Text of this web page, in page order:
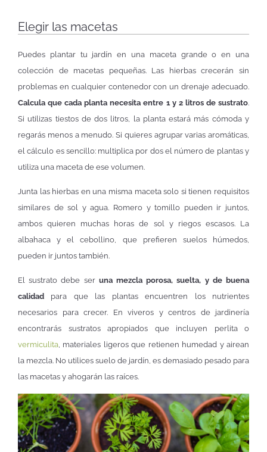
Elegir las macetas
Puedes plantar tu jardín en una maceta grande o en una
colección de macetas pequeñas. Las hierbas crecerán sin
problemas en cualquier contenedor con un drenaje adecuado.
Calcula que cada planta necesita entre 1 y 2 litros de sustrato.
Si utilizas tiestos de dos litros, la planta estará más cómoda y
regarás menos a menudo. Si quieres agrupar varias aromáticas,
el cálculo es sencillo: multiplica por dos el número de plantas y
utiliza una maceta de ese volumen.
Junta las hierbas en una misma maceta solo si tienen requisitos
similares de sol y agua. Romero y tomillo pueden ir juntos,
ambos quieren muchas horas de sol y riegos escasos. La
albahaca y el cebollino, que prefieren suelos húmedos,
pueden ir juntos también.
El sustrato debe ser una mezcla porosa, suelta, y de buena
calidad para que las plantas encuentren los nutrientes
necesarios para crecer. En viveros y centros de jardinería
encontrarás sustratos apropiados que incluyen perlita o
vermiculita, materiales ligeros que retienen humedad y airean
la mezcla. No utilices suelo de jardín, es demasiado pesado para
las macetas y ahogarán las raíces.